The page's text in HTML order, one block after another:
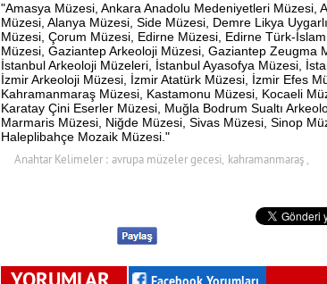
"Amasya Müzesi, Ankara Anadolu Medeniyetleri Müzesi,
Müzesi, Alanya Müzesi, Side Müzesi, Demre Likya
Müzesi, Çorum Müzesi, Edirne Müzesi, Edirne Türk-
Müzesi, Gaziantep Arkeoloji Müzesi, Gaziantep Zeugma
İstanbul Arkeoloji Müzeleri, İstanbul Ayasofya Müzesi,
İzmir Arkeoloji Müzesi, İzmir Atatürk Müzesi, İzmir Efes
Kahramanmaraş Müzesi, Kastamonu Müzesi, Kocaeli
Karatay Çini Eserler Müzesi, Muğla Bodrum Sualtı
Marmaris Müzesi, Niğde Müzesi, Sivas Müzesi, Sinop
Haleplibahçe Mozaik Müzesi."
Anahtar Kelimeler : avrupa müzeler gecesi, kahramanmaraş ,